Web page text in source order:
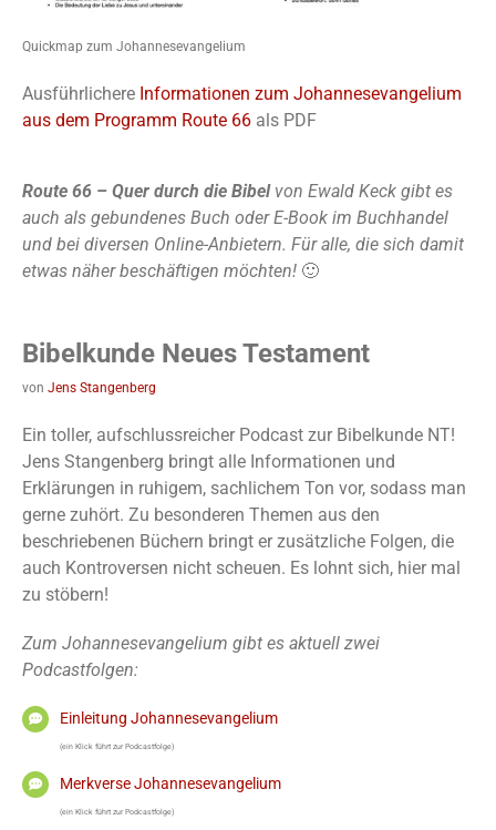
Quickmap zum Johannesevangelium
Ausführlichere Informationen zum Johannesevangelium
aus dem Programm Route 66 als PDF
Route 66 – Quer durch die Bibel von Ewald Keck gibt es
auch als gebundenes Buch oder E-Book im Buchhandel
und bei diversen Online-Anbietern. Für alle, die sich damit
etwas näher beschäftigen möchten! 🙂
Bibelkunde Neues Testament
von Jens Stangenberg
Ein toller, aufschlussreicher Podcast zur Bibelkunde NT!
Jens Stangenberg bringt alle Informationen und
Erklärungen in ruhigem, sachlichem Ton vor, sodass man
gerne zuhört. Zu besonderen Themen aus den
beschriebenen Büchern bringt er zusätzliche Folgen, die
auch Kontroversen nicht scheuen. Es lohnt sich, hier mal
zu stöbern!
Zum Johannesevangelium gibt es aktuell zwei
Podcastfolgen:
Einleitung Johannesevangelium
(ein Klick führt zur Podcastfolge)
Merkverse Johannesevangelium
(ein Klick führt zur Podcastfolge)